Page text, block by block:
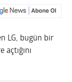
LG, bugün bir
açtığını